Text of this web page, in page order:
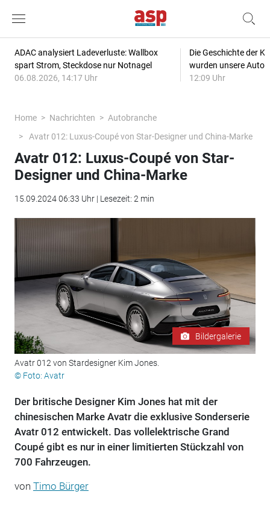
ADAC analysiert Ladeverluste: Wallbox
spart Strom, Steckdose nur Notnagel
06.08.2026, 14:17 Uhr
Die Geschichte der
wurden unsere
12:09 Uhr
Home Nachrichten
Autobranche
Avatr 012: Luxus-Coupé von Star-Designer und China-Marke
Avatr 012: Luxus-Coupé von Star-
Designer und China-Marke
15.09.2024 06:33 Uhr | Lesezeit: 2 min
Bildergalerie
Avatr 012 von Stardesigner Kim Jones.
© Foto: Avatr
Der britische Designer Kim Jones hat mit der
chinesischen Marke Avatr die exklusive Sonderserie
Avatr 012 entwickelt. Das vollelektrische Grand
Coupé gibt es nur in einer limitierten Stückzahl von
700 Fahrzeugen.
von Timo Bürger